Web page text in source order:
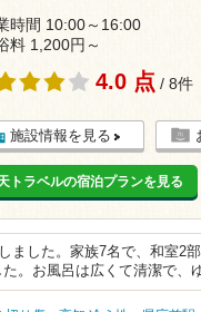
時間 10:00～16:00
料 1,200円～
4.0 点 / 8件
施設情報を見る
トラベルの宿泊プランを見る
ました。家族7名で、和室2
た。お風呂は広くて清潔で